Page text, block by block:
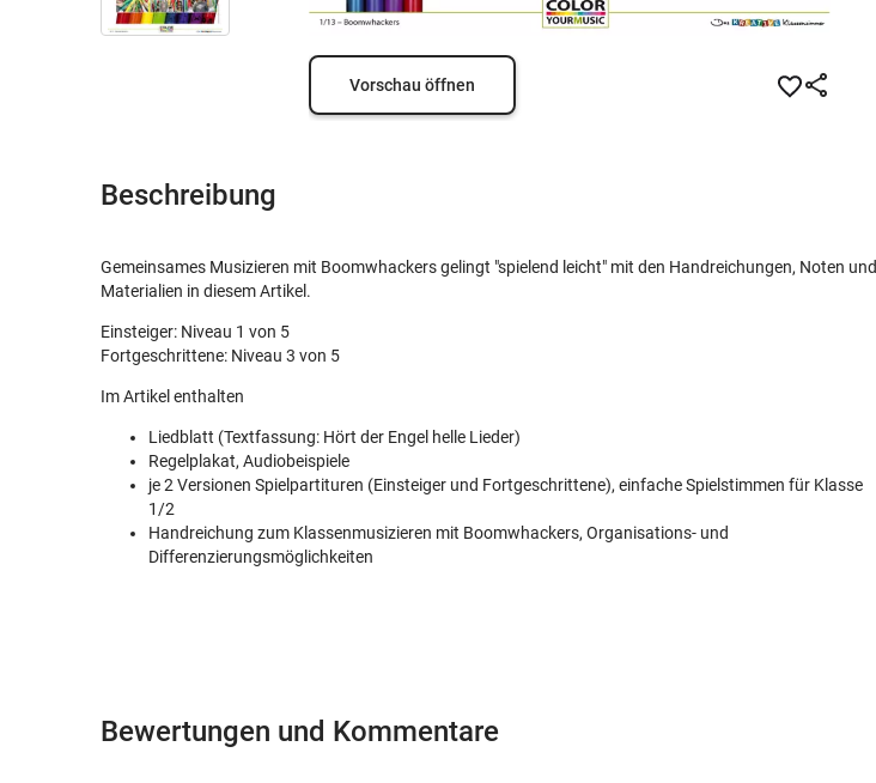
Vorschau öffnen
Beschreibung
Gemeinsames Musizieren mit Boomwhackers gelingt "spielend leicht" mit den Handreichungen, Noten und
Materialien in diesem Artikel.
Einsteiger: Niveau 1 von 5
Fortgeschrittene: Niveau 3 von 5
Im Artikel enthalten
Liedblatt (Textfassung: Hört der Engel helle Lieder)
Regelplakat, Audiobeispiele
je 2 Versionen Spielpartituren (Einsteiger und Fortgeschrittene), einfache Spielstimmen für Klasse
1/2
Handreichung zum Klassenmusizieren mit Boomwhackers, Organisations- und
Differenzierungsmöglichkeiten
Bewertungen und Kommentare